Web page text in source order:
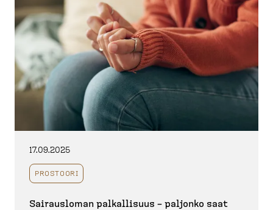
17.09.2025
PROSTOORI
Sairausloman palkal­lisuus – paljonko saat